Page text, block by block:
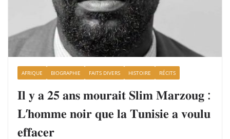
AFRIQUE BIOGRAPHIE FAITS DIVERS HISTOIRE RÉCITS
𝐈𝐥 𝐲 𝐚 𝟐𝟓 𝐚𝐧𝐬 𝐦𝐨𝐮𝐫𝐚𝐢𝐭 𝐒𝐥𝐢𝐦 𝐌𝐚𝐫𝐳𝐨𝐮𝐠 :
𝐋’𝐡𝐨𝐦𝐦𝐞 𝐧𝐨𝐢𝐫 𝐪𝐮𝐞 𝐥𝐚 𝐓𝐮𝐧𝐢𝐬𝐢𝐞 𝐚 𝐯𝐨𝐮𝐥𝐮
𝐞𝐟𝐟𝐚𝐜𝐞𝐫